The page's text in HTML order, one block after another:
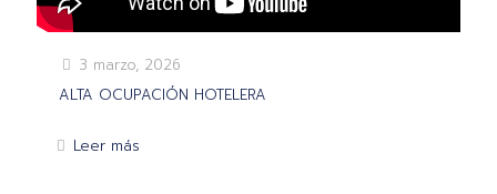
3 marzo, 2026
ALTA OCUPACIÓN HOTELERA
Leer más